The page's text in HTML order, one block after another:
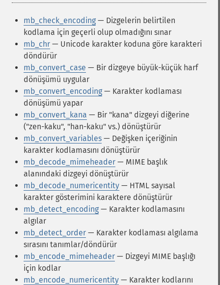
mb_check_encoding — Dizgelerin belirtilen
kodlama için geçerli olup olmadığını sınar
mb_chr — Unicode karakter koduna göre karakteri
döndürür
mb_convert_case — Bir dizgeye büyük-küçük harf
dönüşümü uygular
mb_convert_encoding — Karakter kodlaması
dönüşümü yapar
mb_convert_kana — Bir "kana" dizgeyi diğerine
("zen-kaku", "han-kaku" vs.) dönüştürür
mb_convert_variables — Değişken içeriğinin
karakter kodlamasını dönüştürür
mb_decode_mimeheader — MIME başlık
alanındaki dizgeyi dönüştürür
mb_decode_numericentity — HTML sayısal
karakter gösterimini karaktere dönüştürür
mb_detect_encoding — Karakter kodlamasını
algılar
mb_detect_order — Karakter kodlaması algılama
sırasını tanımlar/döndürür
mb_encode_mimeheader — Dizgeyi MIME başlığı
için kodlar
mb_encode_numericentity — Karakter kodlarını